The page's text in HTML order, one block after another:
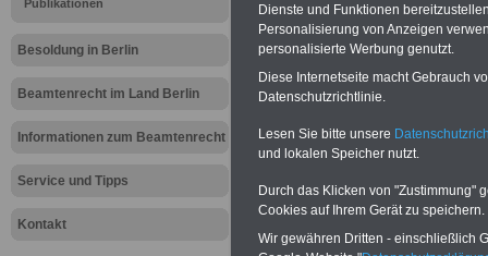
Publikationen
Besoldung in Berlin
Beamtenrecht im Land Berlin
Informationen zum Beamtenrecht
Service und Tipps
Kontakt
Meldung
Polizei soll
BEHÖRDEN-ABOmit drei
und Beamte, Beamten-
Dienste und Funktionen
Personalisierung von Anzeigen
personalisierte Werbung genutzt.
Diese Internetseite macht Gebrauch
Datenschutzrichtlinie.
Lesen Sie bitte unsere
und lokalen Speicher nutzt.
Durch das Klicken von "Zustimmung"
Cookies auf Ihrem Gerät zu speichern.
Wir gewähren Dritten - einschließlich